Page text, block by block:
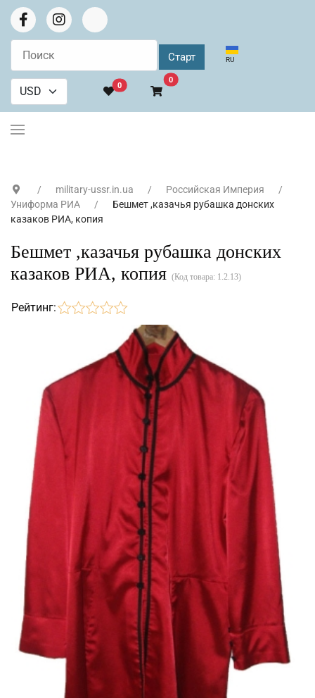
Выберите язык
RU
0
0В корзину
military-ussr.in.ua
Российская Империя
Униформа РИА
Бешмет ,казачья рубашка донских
казаков РИА, копия
Бешмет ,казачья рубашка донских
казаков РИА, копия (Код товара: 1.2.13)
Рейтинг: